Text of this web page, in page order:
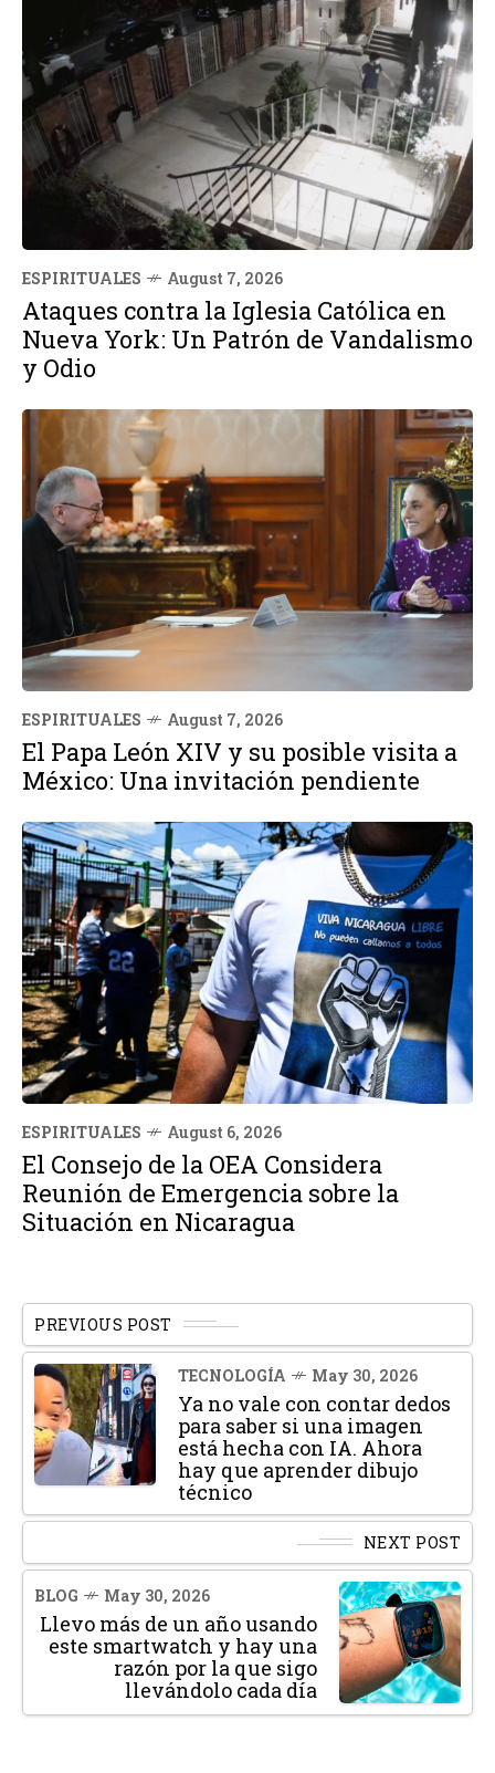
ESPIRITUALES August 7, 2026
Ataques contra la Iglesia Católica en
Nueva York: Un Patrón de Vandalismo
y Odio
ESPIRITUALES August 7, 2026
El Papa León XIV y su posible visita a
México: Una invitación pendiente
ESPIRITUALES August 6, 2026
El Consejo de la OEA Considera
Reunión de Emergencia sobre la
Situación en Nicaragua
PREVIOUS POST
TECNOLOGÍA May 30, 2026
Ya no vale con contar dedos
para saber si una imagen
está hecha con IA. Ahora
hay que aprender dibujo
técnico
NEXT POST
BLOG May 30, 2026
Llevo más de un año usando
este smartwatch y hay una
razón por la que sigo
llevándolo cada día